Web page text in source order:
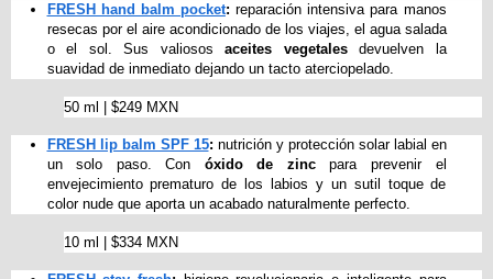
FRESH hand balm pocket: reparación intensiva para manos
resecas por el aire acondicionado de los viajes, el agua salada
o el sol. Sus valiosos aceites vegetales devuelven la
suavidad de inmediato dejando un tacto aterciopelado.
50 ml | $249 MXN
FRESH lip balm SPF 15: nutrición y protección solar labial en
un solo paso. Con óxido de zinc para prevenir el
envejecimiento prematuro de los labios y un sutil toque de
color nude que aporta un acabado naturalmente perfecto.
10 ml | $334 MXN